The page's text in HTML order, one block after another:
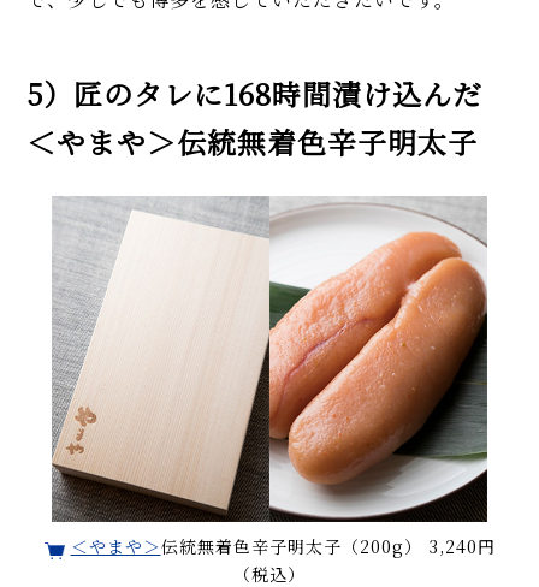
5）匠のタレに168時間漬け込んだ
＜やまや＞伝統無着色辛子明太子
＜やまや＞伝統無着色辛子明太子（200g） 3,240円
（税込）